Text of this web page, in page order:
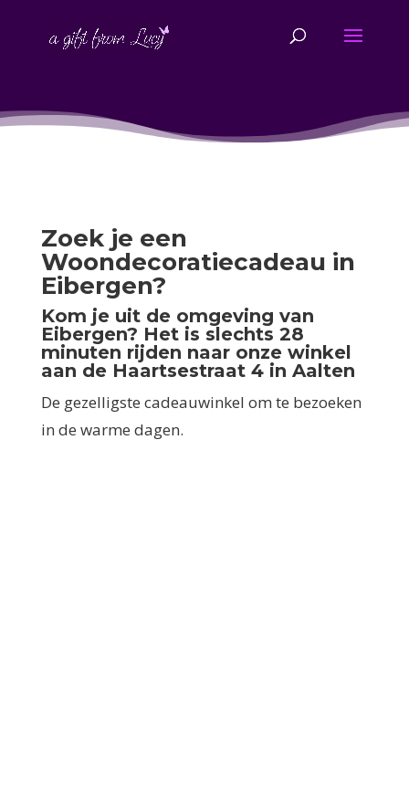
Zoek je een
Woondecoratiecadeau in
Eibergen?
Kom je uit de omgeving van
Eibergen? Het is slechts 28
minuten rijden naar onze winkel
aan de Haartsestraat 4 in Aalten
De gezelligste cadeauwinkel om te bezoeken
in de warme dagen.